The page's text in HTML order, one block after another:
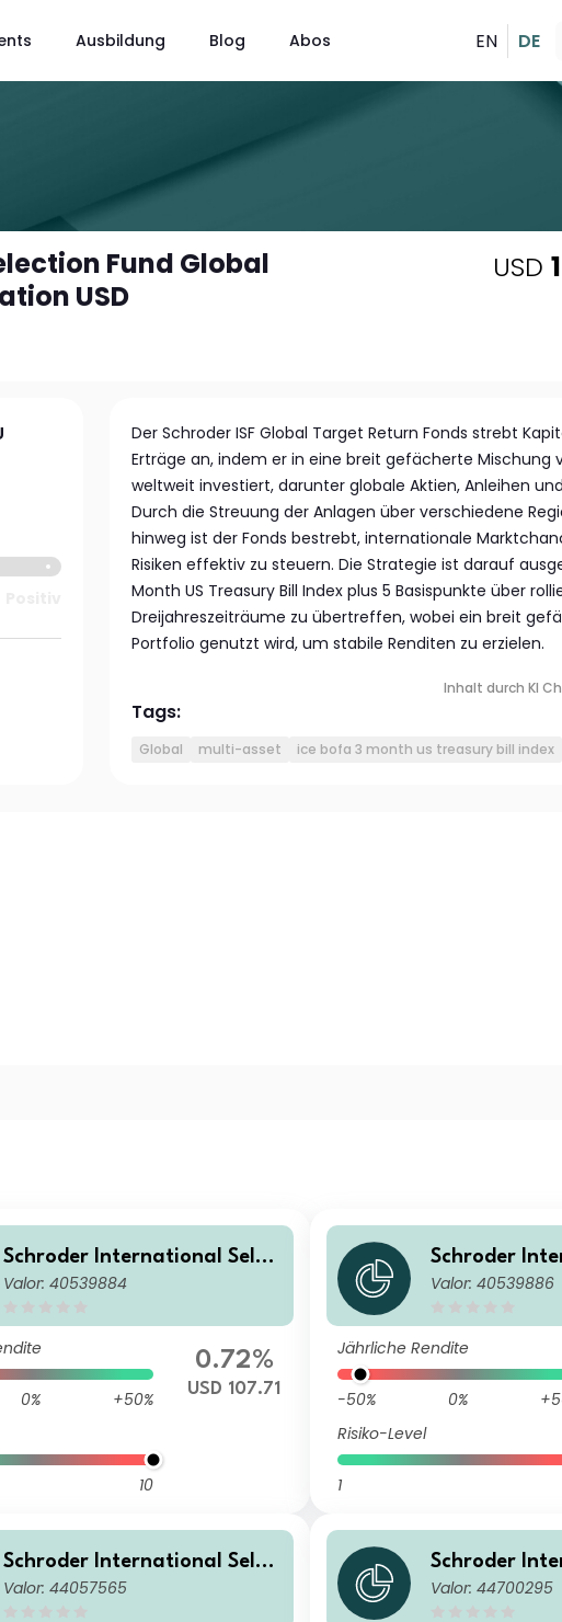
Ausbildung Blog Abos EN DE
Fund Global
USD
USD
Der Schroder ISF Global Target Return Fonds strebt
Erträge an, indem er in eine breit gefächerte Mischung
weltweit investiert, darunter globale Aktien, Anleihen
Durch die Streuung der Anlagen über verschiedene
hinweg ist der Fonds bestrebt, internationale
Risiken effektiv zu steuern. Die Strategie ist darauf
Month US Treasury Bill Index plus 5 Basispunkte über
Dreijahreszeiträume zu übertreffen, wobei ein breit
Portfolio genutzt wird, um stabile Renditen zu erzielen.
Inhalt durch KI
Tags:
Global multi-asset ice bofa 3 month us treasury bill index
Schroder International Selec
tion Fund Global Target Ret
Valor: 40539884
0%
+50%
10
0.72%
USD 107.71
Schroder
tion Fund
ed M
Valor: 40539886
Jährliche Rendite
-50% 0%
Risiko-Level
1
Schroder International Selec
tion Fund Global Target Ret
Valor: 44057565
Schroder
tion Fund
Valor: 44700295